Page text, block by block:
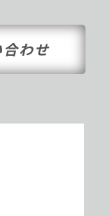
わせ